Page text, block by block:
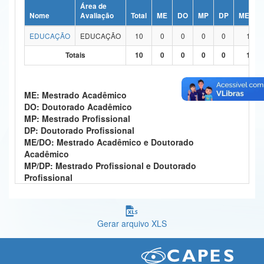
Ministério da Ciência, Tecnologia, Inovações e Comunicações
Ministério do Meio Ambiente
Controladoria-Geral da União
Ministério da Mulher, da Família e dos Direitos Humanos
Secretaria-Geral
Secretaria de Governo
Nome
Área de
Avaliação
Total ME DO MP DP
ME/DO
EDUCAÇÃO
EDUCAÇÃO 10 0 0 0 0
10
Totais
10 0 0 0 0 10
ME: Mestrado Acadêmico
DO: Doutorado Acadêmico
MP: Mestrado Profissional
DP: Doutorado Profissional
ME/DO: Mestrado Acadêmico e Doutorado
Acadêmico
MP/DP: Mestrado Profissional e Doutorado
Profissional
Gerar arquivo XLS